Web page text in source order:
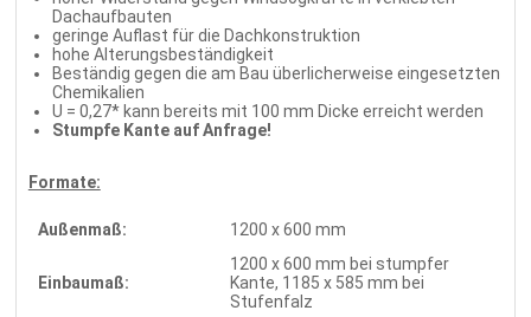
Dachaufbauten
geringe Auflast für die Dachkonstruktion
hohe Alterungsbeständigkeit
Beständig gegen die am Bau überlicherweise eingesetzten
Chemikalien
U = 0,27* kann bereits mit 100 mm Dicke erreicht werden
Stumpfe Kante auf Anfrage!
Formate:
Außenmaß: 1200 x 600 mm
Einbaumaß:
1200 x 600 mm bei stumpfer
Kante, 1185 x 585 mm bei
Stufenfalz